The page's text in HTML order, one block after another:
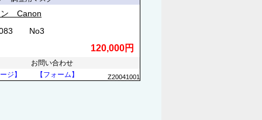
ン Canon
No3
120,000円
お問い合わせ
ジ】
【フォーム】 Z20041001